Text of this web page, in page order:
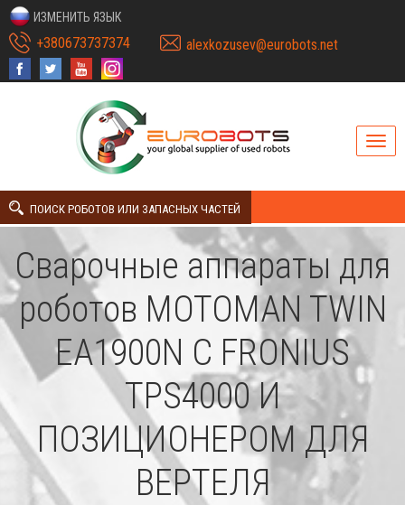
ИЗМЕНИТЬ ЯЗЫК
+380673737374 alexkozusev@eurobots.net
ПОИСК РОБОТОВ ИЛИ ЗАПАСНЫХ ЧАСТЕЙ
Сварочные аппараты для
роботов MOTOMAN TWIN
EA1900N С FRONIUS
TPS4000 И
ПОЗИЦИОНЕРОМ ДЛЯ
ВЕРТЕЛЯ